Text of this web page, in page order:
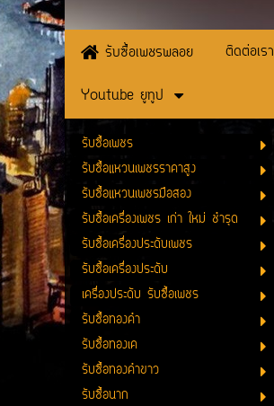
รับซื้อเพชรพลอย ติดต่อเรา
Youtube ยูทูป
รับซื้อเพชร
รับซื้อแหวนเพชรราคาสูง
รับซื้อแหวนเพชรมือสอง
รับซื้อเครื่องเพชร เก่า ใหม่ ชำรุด
รับซื้อเครื่องประดับเพชร
รับซื้อเครื่องประดับ
เครื่องประดับ รับซื้อเพชร
รับซื้อทองคำ
รับซื้อทองเค
รับซื้อทองคำขาว
รับซื้อนาก